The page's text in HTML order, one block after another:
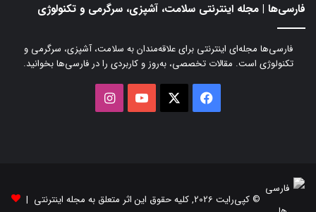
فارسی‌ها | مجله اینترنتی سلامت، آشپزی، سرگرمی و تکنولوژی
فارسی‌ها مجله‌ای اینترنتی برای علاقه‌مندان به سلامت، آشپزی، سرگرمی و
تکنولوژی است. مقالات تخصصی، به‌روز و کاربردی را در فارسی‌ها بخوانید.
فیسبوک یوتیوب
© کپی‌رایت 2026, کلیه حقوق این اثر متعلق به مجله اینترنتی |